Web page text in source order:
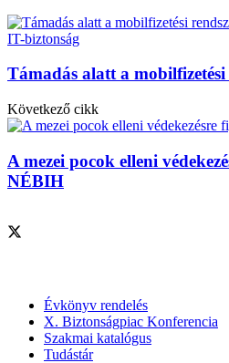
IT-biztonság
Támadás alatt a mobilfizetési
Következő cikk
A mezei pocok elleni
NÉBIH
Évkönyv rendelés
X. Biztonságpiac Konferencia
Szakmai katalógus
Tudástár